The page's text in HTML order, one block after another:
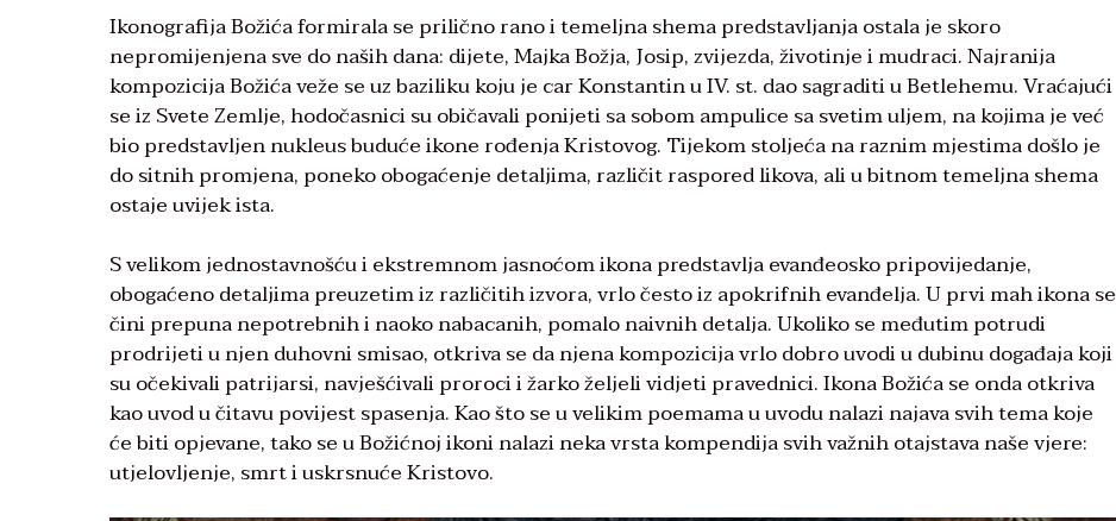
Ikonografija Božića formirala se prilično rano i temeljna shema predstavljanja ostala je skoro
nepromijenjena sve do naših dana: dijete, Majka Božja, Josip, zvijezda, životinje i mudraci. Najranija
kompozicija Božića veže se uz baziliku koju je car Konstantin u IV. st. dao sagraditi u Betlehemu. Vraćajući
se iz Svete Zemlje, hodočasnici su običavali ponijeti sa sobom ampulice sa svetim uljem, na kojima je već
bio predstavljen nukleus buduće ikone rođenja Kristovog. Tijekom stoljeća na raznim mjestima došlo je
do sitnih promjena, poneko obogaćenje detaljima, različit raspored likova, ali u bitnom temeljna shema
ostaje uvijek ista.
S velikom jednostavnošću i ekstremnom jasnoćom ikona predstavlja evanđeosko pripovijedanje,
obogaćeno detaljima preuzetim iz različitih izvora, vrlo često iz apokrifnih evanđelja. U prvi mah ikona se
čini prepuna nepotrebnih i naoko nabacanih, pomalo naivnih detalja. Ukoliko se međutim potrudi
prodrijeti u njen duhovni smisao, otkriva se da njena kompozicija vrlo dobro uvodi u dubinu događaja koji
su očekivali patrijarsi, navješćivali proroci i žarko željeli vidjeti pravednici. Ikona Božića se onda otkriva
kao uvod u čitavu povijest spasenja. Kao što se u velikim poemama u uvodu nalazi najava svih tema koje
će biti opjevane, tako se u Božićnoj ikoni nalazi neka vrsta kompendija svih važnih otajstava naše vjere:
utjelovljenje, smrt i uskrsnuće Kristovo.